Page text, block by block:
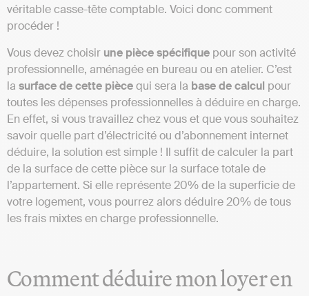
véritable casse-tête comptable. Voici donc comment
procéder !
Vous devez choisir une pièce spécifique pour son activité
professionnelle, aménagée en bureau ou en atelier. C’est
la surface de cette piècequi sera la base de calcul pour
toutes les dépenses professionnelles à déduire en charge.
En effet, si vous travaillez chez vous et que vous souhaitez
savoir quelle part d’électricité ou d’abonnement internet
déduire, la solution est simple ! Il suffit de calculer la part
de la surface de cette pièce sur la surface totale de
l’appartement. Si elle représente 20% de la superficie de
votre logement, vous pourrez alors déduire 20% de tous
les frais mixtes en charge professionnelle.
Comment déduire mon loyer en